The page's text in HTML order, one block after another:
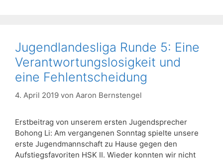
Jugendlandesliga Runde 5: Eine
Verantwortungslosigkeit und
eine Fehlentscheidung
4. April 2019 von Aaron Bernstengel
Erstbeitrag von unserem ersten Jugendsprecher
Bohong Li: Am vergangenen Sonntag spielte unsere
erste Jugendmannschaft zu Hause gegen den
Aufstiegsfavoriten HSK II. Wieder konnten wir nicht